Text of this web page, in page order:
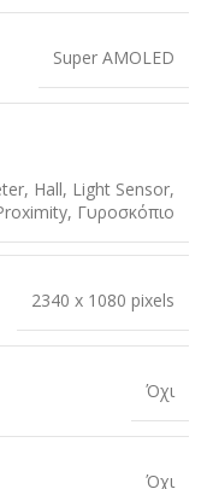
Super AMOLED
, Hall, Light Sensor,
, Γυροσκόπιο
2340 x 1080 pixels
Όχι
Όχι